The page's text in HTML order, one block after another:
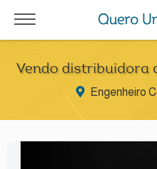
Vendo distribuidora
Engenheiro